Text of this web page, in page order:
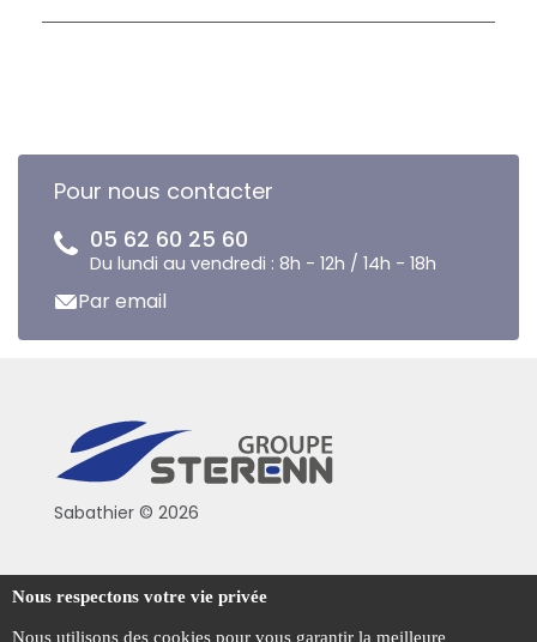
Pour nous contacter
05 62 60 25 60
Du lundi au vendredi : 8h - 12h / 14h - 18h
Par email
Sabathier © 2026
Politique de confidentialité
Conditions générales de vente
Nous respectons votre vie privée
Nous utilisons des cookies pour vous garantir la meilleure